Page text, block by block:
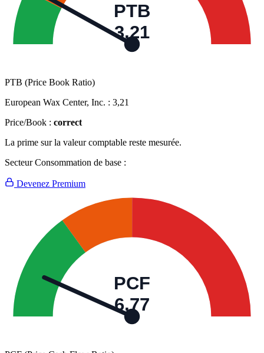
PTB
3,21
PTB (Price Book Ratio)
European Wax Center, Inc. : 3,21
Price/Book : correct
La prime sur la valeur comptable reste mesurée.
Secteur Consommation de base :
Devenez Premium
PCF
6,77